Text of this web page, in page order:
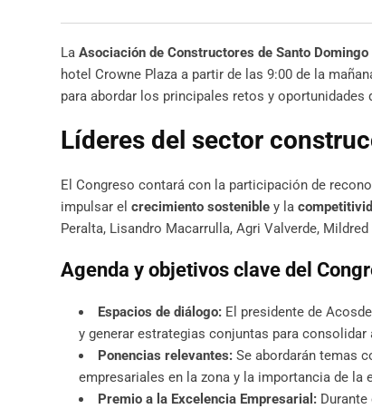
La Asociación de Constructores de Santo Domingo
hotel Crowne Plaza a partir de las 9:00 de la
para abordar los principales retos y oportunidades
Líderes del sector
El Congreso contará con la participación de
impulsar el crecimiento sostenible y la
Peralta, Lisandro Macarrulla, Agri Valverde,
Agenda y objetivos clave del
Espacios de diálogo: El presidente de
y generar estrategias conjuntas para consolidar
Ponencias relevantes: Se abordarán temas
empresariales en la zona y la importancia de
Premio a la Excelencia Empresarial: